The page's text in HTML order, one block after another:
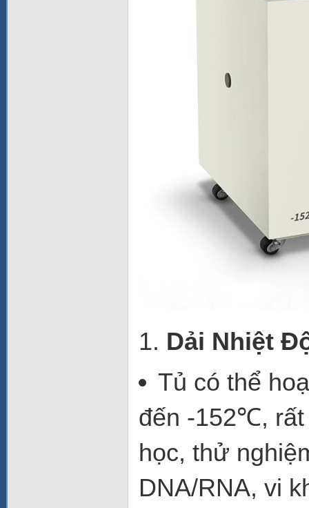
1. Dải Nhiệt
Tủ có thể
đến -152℃,
học, thử
DNA/RNA, vi